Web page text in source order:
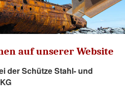
auf unserer Website
der Schütze Stahl- und